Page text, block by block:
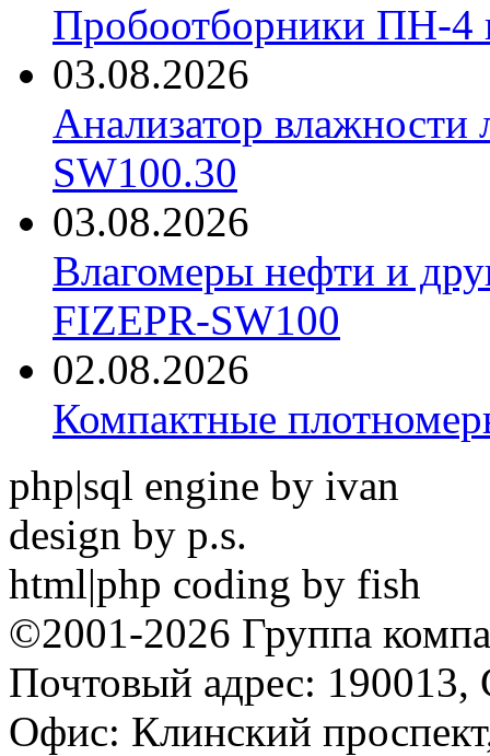
Пробоотборники ПН-
03.08.2026
Анализатор
SW100.30
03.08.2026
Влагомеры нефти и
FIZEPR-SW100
02.08.2026
Компактные
php|sql engine by ivan
design by p.s.
html|php coding by fish
©2001-2026 Группа
Почтовый адрес: 190013,
Офис: Клинский